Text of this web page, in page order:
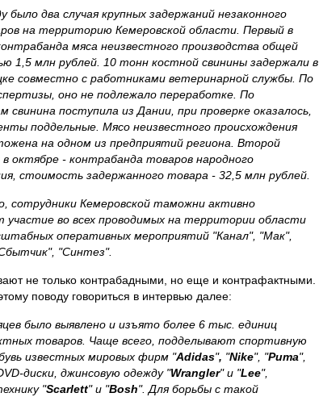
было два случая крупных задержаний незаконного
на территорию Кемеровской области. Первый в
мяса неизвестного производства общей
1,5 млн рублей. 10 тонн костной свинины задержали в
совместно с работниками ветеринарной службы. По
оно не подлежало переработке. По
свинина поступила из Дании, при проверке оказалось,
поддельные. Мясо неизвестного происхождения
на одном из предприятий региона. Второй
в октябре - контрабанда товаров народного
стоимость задержанного товара - 32,5 млн рублей.
сотрудники Кемеровской таможни активно
во всех проводимых на территории области
оперативных мероприятий "Канал", "Мак",
"Синтез".
не только контрабадными, но еще и контрафактными.
поводу говориться в интервью далее:
было выявлено и изъято более 6 тыс. единиц
товаров. Чаще всего, подделывают спортивную
известных мировых фирм "Adidas", "Nike", "Puma",
диски, джинсовую одежду "Wrangler" и "Lee",
"Scarlett" и "Bosh". Для борьбы с такой